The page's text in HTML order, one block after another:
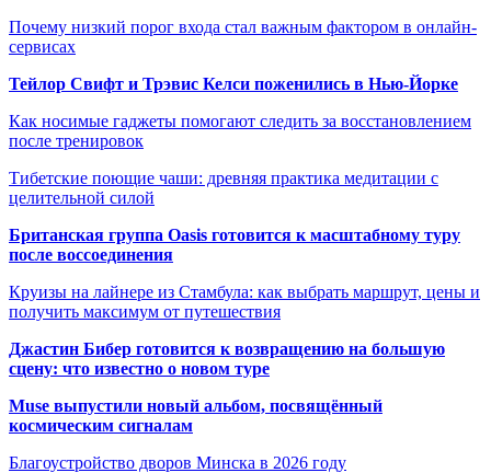
Почему низкий порог входа стал важным фактором в онлайн-
сервисах
Тейлор Свифт и Трэвис Келси поженились в Нью-Йорке
Как носимые гаджеты помогают следить за восстановлением
после тренировок
Тибетские поющие чаши: древняя практика медитации с
целительной силой
Британская группа Oasis готовится к масштабному туру
после воссоединения
Круизы на лайнере из Стамбула: как выбрать маршрут, цены и
получить максимум от путешествия
Джастин Бибер готовится к возвращению на большую
сцену: что известно о новом туре
Muse выпустили новый альбом, посвящённый
космическим сигналам
Благоустройство дворов Минска в 2026 году